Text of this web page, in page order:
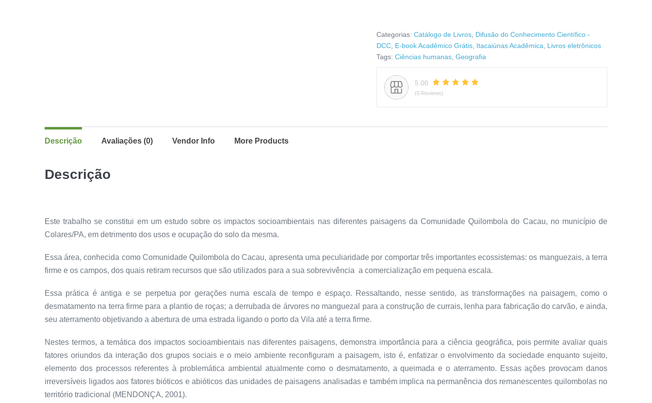
Categorias:Catálogo de Livros Difusão do Conhecimento Científico -
DCC E-book Acadêmico Grátis Itacaiúnas Acadêmica
Livros eletrônicos
Tags:Ciências humanas ,Geografia
5.00
(5 Reviews)
Descrição Avaliações (0) Vendor Info More Products
Descrição
Este trabalho se constitui em um estudo sobre os impactos socioambientais nas diferentes paisagens da Comunidade Quilombola do Cacau, no município de
Colares/PA, em detrimento dos usos e ocupação do solo da mesma.
Essa área, conhecida como Comunidade Quilombola do Cacau, apresenta uma peculiaridade por comportar três importantes ecossistemas: os manguezais, a terra
firme e os campos, dos quais retiram recursos que são utilizados para a sua sobrevivência a comercialização em pequena escala.
Essa prática é antiga e se perpetua por gerações numa escala de tempo e espaço. Ressaltando, nesse sentido, as transformações na paisagem, como o
desmatamento na terra firme para a plantio de roças; a derrubada de árvores no manguezal para a construção de currais, lenha para fabricação do carvão, e ainda,
seu aterramento objetivando a abertura de uma estrada ligando o porto da Vila até a terra firme.
Nestes termos, a temática dos impactos socioambientais nas diferentes paisagens, demonstra importância para a ciência geográfica, pois permite avaliar quais
fatores oriundos da interação dos grupos sociais e o meio ambiente reconfiguram a paisagem, isto é, enfatizar o envolvimento da sociedade enquanto sujeito,
elemento dos processos referentes à problemática ambiental atualmente como o desmatamento, a queimada e o aterramento. Essas ações provocam danos
irreversíveis ligados aos fatores bióticos e abióticos das unidades de paisagens analisadas e também implica na permanência dos remanescentes quilombolas no
território tradicional (MENDONÇA, 2001).